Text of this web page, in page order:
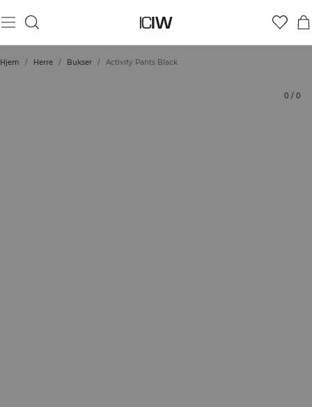
Hjem / Herre / Bukser / Activity Pants Black
0 / 0